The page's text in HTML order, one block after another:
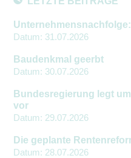
Datum: 31.07.2026
Baudenkmal geerbt
Datum: 30.07.2026
Bundesregierung legt
vor
Datum: 29.07.2026
Die geplante
Datum: 28.07.2026